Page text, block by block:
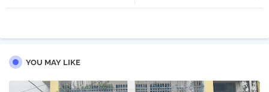
pp
YOU MAY LIKE